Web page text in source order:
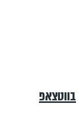
בווטצאפ